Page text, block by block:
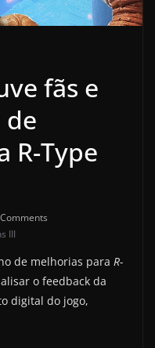
fãs e
R-Type
III
de melhorias para R-
o feedback da
digital do jogo,